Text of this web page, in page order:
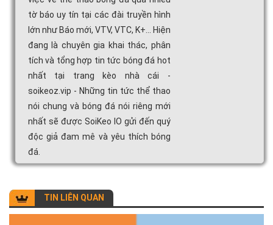
tờ báo uy tín tại các đài truyền hình
lớn như Báo mới, VTV, VTC, K+... Hiện
đang là chuyên gia khai thác, phân
tích và tổng hợp tin tức bóng đá hot
nhất tại trang kèo nhà cái -
soikeoz.vip - Những tin tức thể thao
nói chung và bóng đá nói riêng mới
nhất sẽ được SoiKeo IO gửi đến quý
độc giả đam mê và yêu thích bóng
đá.
TIN LIÊN QUAN